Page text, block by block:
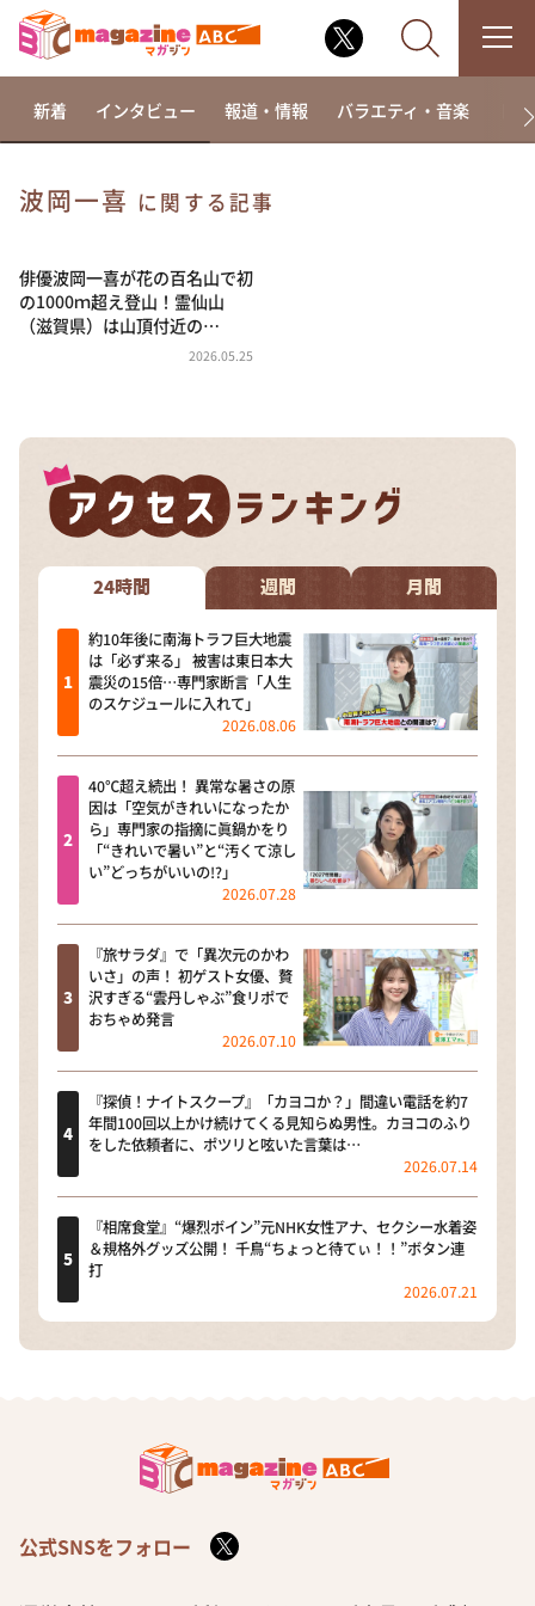
相席食堂
これ余談なんですけど・・・
～人生密着トークバラエティ！～ やすとものいたっ
河合＆A.B.C-Z塚田×福井アナ「なんでやねん！？」
（news おかえり）
DAIGOも台所 ～きょうの献立 何にする？～
本日はダイアンなり！シーズン２
朝だ！生です旅サラダ
教えて！ニュースライブ 正義のミカタ
ＬＩＦＥ～夢のカタチ～
新婚さんいらっしゃい！
ポツンと一軒家
ザキ山小屋本館
ぺこぱのまるスポ
新着 インタビュー 報道・情報 バラエティ・音楽 ド
波岡一喜 に関する記事
俳優波岡一喜が花の百名山で初
の1000ｍ超え登山！霊仙山
（滋賀県）は山頂付近の…
2026.05.25
24時間 週間 月間
約10年後に南海トラフ巨大地震
は「必ず来る」 被害は東日本大
震災の15倍…専門家断言「人生
のスケジュールに入れて」
2026.08.06
40℃超え続出！ 異常な暑さの原
因は「空気がきれいになったか
ら」専門家の指摘に眞鍋かをり
「“きれいで暑い”と“汚くて涼し
い”どっちがいいの!?」
2026.07.28
『旅サラダ』で「異次元のかわ
いさ」の声！ 初ゲスト女優、贅
沢すぎる“雲丹しゃぶ”食リポで
おちゃめ発言
2026.07.10
『探偵！ナイトスクープ』「カヨコか？」間違い電話を約7
年間100回以上かけ続けてくる見知らぬ男性。カヨコのふり
をした依頼者に、ポツリと呟いた言葉は…
2026.07.14
『相席食堂』“爆烈ボイン”元NHK女性アナ、セクシー水着姿
＆規格外グッズ公開！ 千鳥“ちょっと待てぃ！！”ボタン連
打
2026.07.21
公式SNSをフォロー